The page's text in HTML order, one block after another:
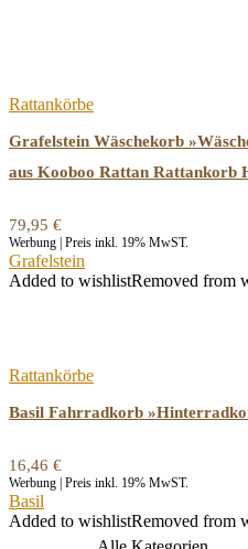
Rattankörbe
Grafelstein Wäschekorb
aus Kooboo Rattan Rattankorb
79,95 €
Werbung | Preis inkl. 19% MwST.
Grafelstein
Added to wishlistRemoved from
Rattankörbe
Basil Fahrradkorb
16,46 €
Werbung | Preis inkl. 19% MwST.
Basil
Added to wishlistRemoved from